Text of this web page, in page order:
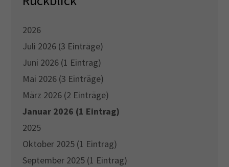
2026
Juli 2026 (3 Einträge)
Juni 2026 (1 Eintrag)
Mai 2026 (3 Einträge)
März 2026 (2 Einträge)
Januar 2026 (1 Eintrag)
2025
Oktober 2025 (1 Eintrag)
September 2025 (1 Eintrag)